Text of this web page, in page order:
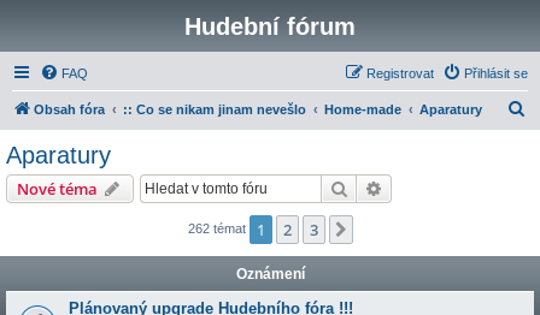
Hudební fórum
FAQ Přihlásit se
Registrovat
Obsah fóra :: Co se nikam jinam nevešlo Home-made Aparatury
Aparatury
Nové téma Hledat
262 témat 1 2 3
Oznámení
Plánovaný upgrade Hudebního fóra !!!